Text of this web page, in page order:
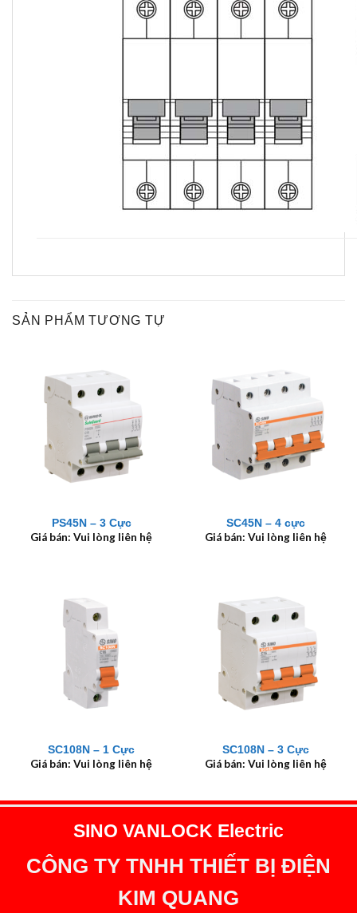
SẢN PHẨM TƯƠNG TỰ
PS45N – 3 Cực
Giá bán: Vui lòng liên hệ
SC45N – 4 cực
Giá bán: Vui lòng liên hệ
SC108N – 1 Cực
Giá bán: Vui lòng liên hệ
SC108N – 3 Cực
Giá bán: Vui lòng liên hệ
SINO VANLOCK Electric
CÔNG TY TNHH THIẾT BỊ ĐIỆN
KIM QUANG